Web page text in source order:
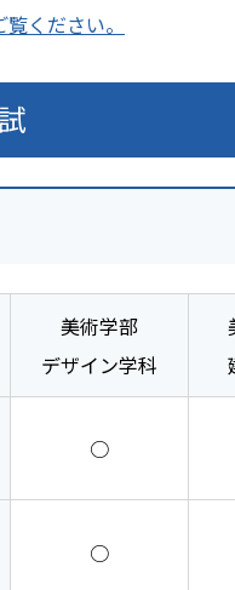
ください。
美術学部
デザイン学科
○
○